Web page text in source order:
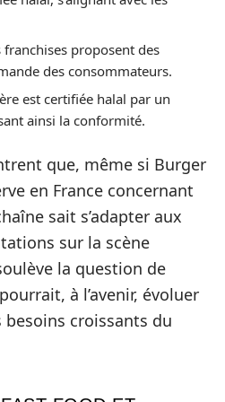
franchises proposent des
des consommateurs.
est certifiée halal par un
ainsi la conformité.
que, même si Burger
en France concernant
sait s’adapter aux
sur la scène
la question de
à l’avenir, évoluer
croissants du